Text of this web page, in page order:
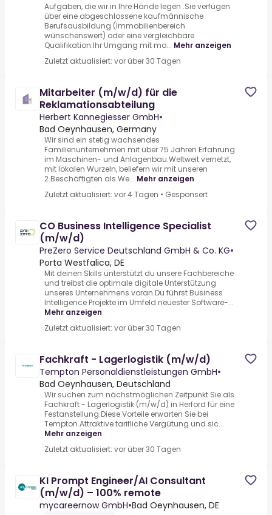
Aufgaben, die wir in Ihre Hände legen .Sie verfügen
über eine abgeschlossene kaufmännische
Berufsausbildung (Immobilienbereich
wünschenswert) oder eine vergleichbare
Qualifikation.Ihr Umgang mit mo... Mehr anzeigen
Zuletzt aktualisiert: vor über 30 Tagen
Mitarbeiter (m/w/d) für die
Reklamationsabteilung
Herbert Kannegiesser GmbH•
Bad Oeynhausen, Germany
Wir sind ein stetig wachsendes
Familienunternehmen mit über 75 Jahren Erfahrung
im Maschinen- und Anlagenbau.Weltweit vernetzt,
mit lokalen Wurzeln, beliefern wir mit unseren
2.Beschäftigten als We... Mehr anzeigen
Zuletzt aktualisiert: vor 4 Tagen • Gesponsert
CO Business Intelligence Specialist
(m/w/d)
PreZero Service Deutschland GmbH & Co. KG•
Porta Westfalica, DE
Mit deinen Skills unterstützt du unsere Fachbereiche
und treibst die optimale digitale Unterstützung
unseres Unternehmens voran.Du führst Business
Intelligence Projekte im Umfeld neuester Software-...
Mehr anzeigen
Zuletzt aktualisiert: vor über 30 Tagen
Fachkraft - Lagerlogistik (m/w/d)
Tempton Personaldienstleistungen GmbH•
Bad Oeynhausen, Deutschland
Wir suchen zum nächstmöglichen Zeitpunkt Sie als
Fachkraft - Lagerlogistik (m/w/d) in Herford für eine
Festanstellung.Diese Vorteile erwarten Sie bei
Tempton.Attraktive tarifliche Vergütung und sic...
Mehr anzeigen
Zuletzt aktualisiert: vor über 30 Tagen
KI Prompt Engineer/AI Consultant
(m/w/d) – 100% remote
mycareernow GmbH•Bad Oeynhausen, DE